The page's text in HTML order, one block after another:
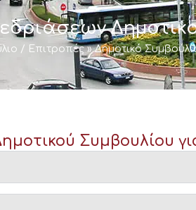
/ Επιτροπές»Δημοτικό
Συμβουλίου